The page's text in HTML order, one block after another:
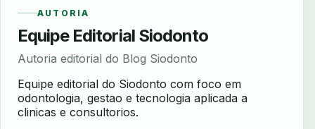
AUTORIA
Equipe Editorial Siodonto
Autoria editorial do Blog Siodonto
Equipe editorial do Siodonto com foco em
odontologia, gestao e tecnologia aplicada a
clinicas e consultorios.